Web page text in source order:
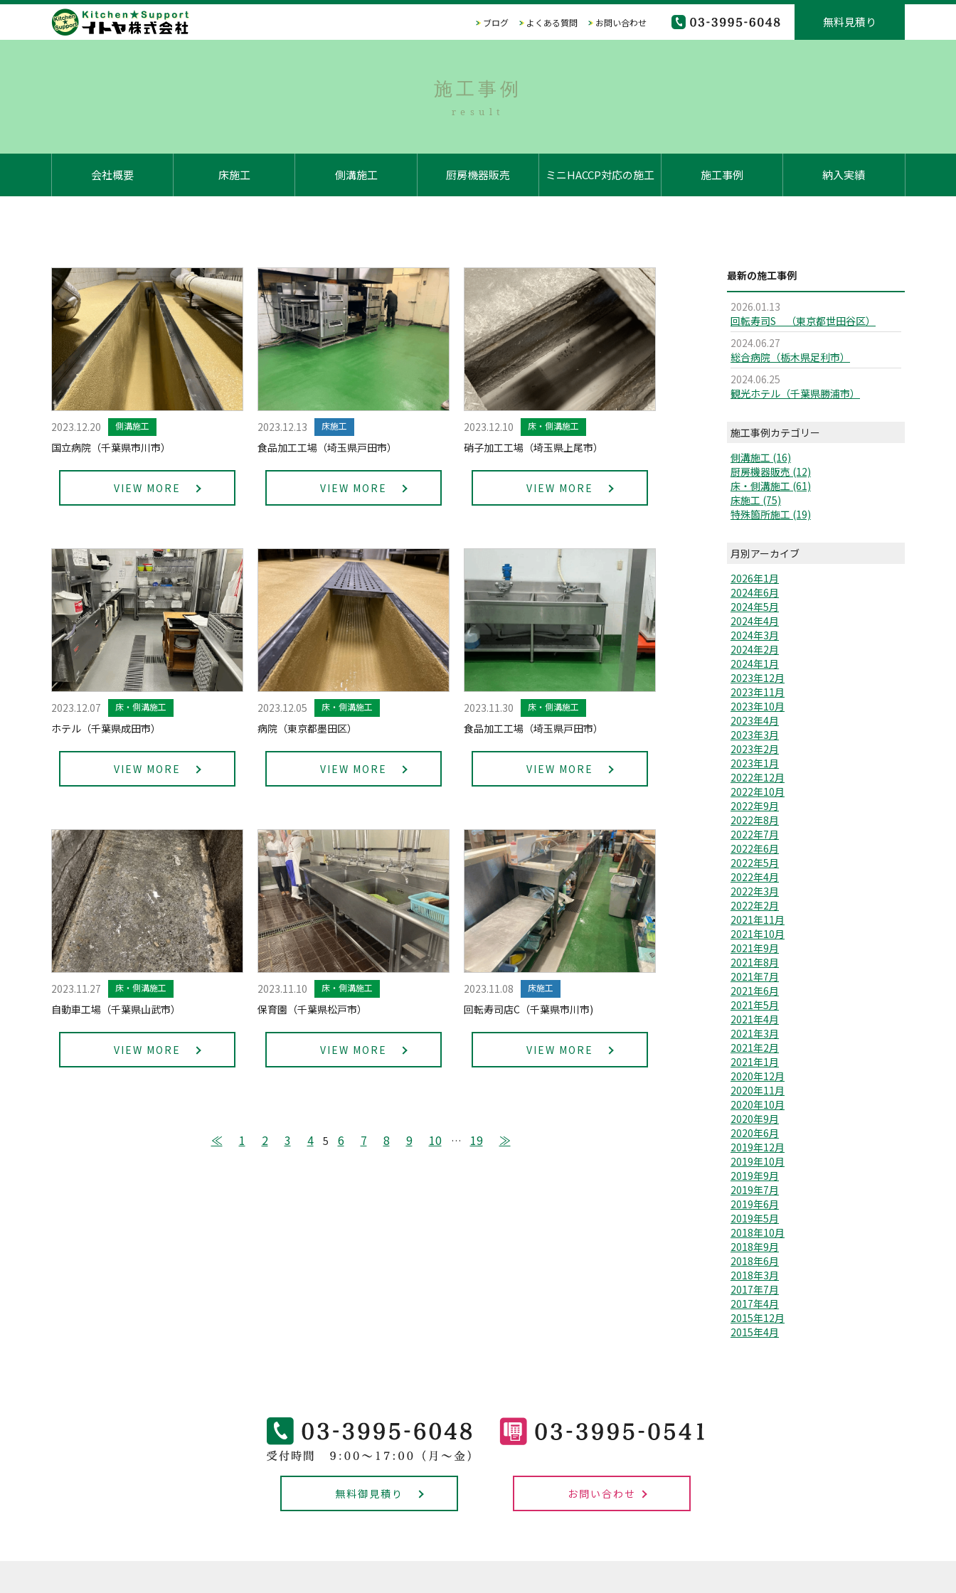
ブログ よくある質問 お問い合わせ 無料見積り
施工事例
result
会社概要 床施工 側溝施工 厨房機器販売 ミニHACCP対応の施工 施工事例 納入実績
2023.12.20 側溝施工
国立病院（千葉県市川市）
VIEW MORE
2023.12.13 床施工
食品加工工場（埼玉県戸田市）
VIEW MORE
2023.12.10 床・側溝施工
硝子加工工場（埼玉県上尾市）
VIEW MORE
2023.12.07 床・側溝施工
ホテル（千葉県成田市）
VIEW MORE
2023.12.05 床・側溝施工
病院（東京都墨田区）
VIEW MORE
2023.11.30 床・側溝施工
食品加工工場（埼玉県戸田市）
VIEW MORE
2023.11.27 床・側溝施工
自動車工場（千葉県山武市）
VIEW MORE
2023.11.10 床・側溝施工
保育園（千葉県松戸市）
VIEW MORE
2023.11.08 床施工
回転寿司店C（千葉県市川市)
VIEW MORE
≪ 1 2 3 4 5 6 7 8 9 10 … 19 ≫
最新の施工事例
2026.01.13
回転寿司S （東京都世田谷区）
2024.06.27
総合病院（栃木県足利市）
2024.06.25
観光ホテル（千葉県勝浦市）
施工事例カテゴリー
側溝施工 (16)
厨房機器販売 (12)
床・側溝施工 (61)
床施工 (75)
特殊箇所施工 (19)
月別アーカイブ
2026年1月
2024年6月
2024年5月
2024年4月
2024年3月
2024年2月
2024年1月
2023年12月
2023年11月
2023年10月
2023年4月
2023年3月
2023年2月
2023年1月
2022年12月
2022年10月
2022年9月
2022年8月
2022年7月
2022年6月
2022年5月
2022年4月
2022年3月
2022年2月
2021年11月
2021年10月
2021年9月
2021年8月
2021年7月
2021年6月
2021年5月
2021年4月
2021年3月
2021年2月
2021年1月
2020年12月
2020年11月
2020年10月
2020年9月
2020年6月
2019年12月
2019年10月
2019年9月
2019年7月
2019年6月
2019年5月
2018年10月
2018年9月
2018年6月
2018年3月
2017年7月
2017年4月
2015年12月
2015年4月
無料御見積り お問い合わせ